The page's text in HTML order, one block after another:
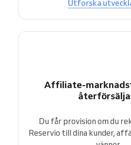
Utforska
Affiliate-
Du får provision om du
Reservio till dina kunder,